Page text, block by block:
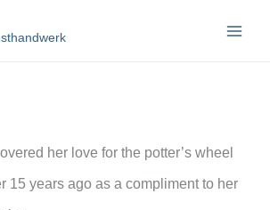
her love for the potter’s wheel
15 years ago as a compliment to her